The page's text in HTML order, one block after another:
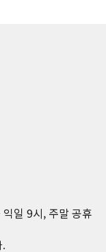
일 9시, 주말 공휴
.